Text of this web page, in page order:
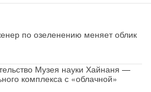
по озеленению меняет облик
Музея науки Хайнаня —
комплекса с «облачной»